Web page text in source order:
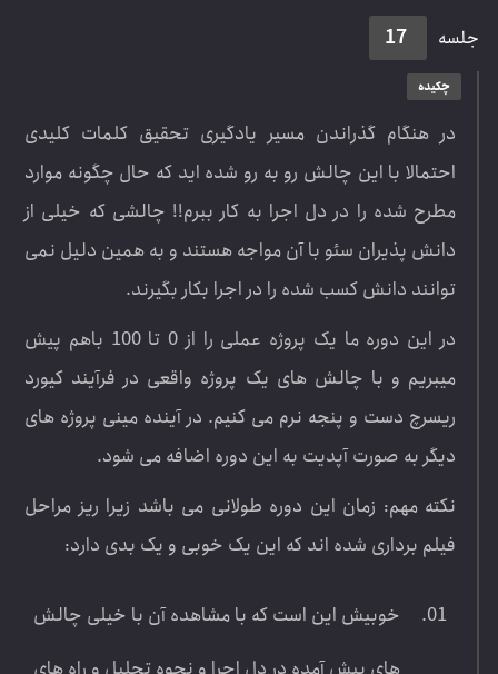
چکیده
در هنگام گذراندن مسیر یادگیری تحقیق کلمات کلیدی
احتمالا با این چالش رو به رو شده اید که حال چگونه موارد
مطرح شده را در دل اجرا به کار ببرم!! چالشی که خیلی از
دانش پذیران سئو با آن مواجه هستند و به همین دلیل نمی
توانند دانش کسب شده را در اجرا بکار بگیرند.
در این دوره ما یک پروژه عملی را از 0 تا 100 باهم پیش
میبریم و با چالش های یک پروژه واقعی در فرآیند کیورد
ریسرچ دست و پنجه نرم می کنیم. در آینده مینی پروژه های
دیگر به صورت آپدیت به این دوره اضافه می شود.
نکته مهم: زمان این دوره طولانی می باشد زیرا ریز مراحل
فیلم برداری شده اند که این یک خوبی و یک بدی دارد:
خوبیش این است که با مشاهده آن با خیلی چالش